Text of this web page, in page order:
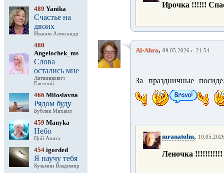
489 Yanika
Счастье на
двоих
Иванов Александр
480
Angelochek_ms
Слова
остались мне
Литвинкович
Евгений
466 Miloslavna
Рядом буду
Бублик Михаил
459 Manyka
Небо
Цой Анита
454 igorded
Я научу тебя
Кузьмин Владимир
Ирочка !!!!!!
Al-Abra, 09.05.2026 г. 21:54
За праздничные
mranatolm,
Леночка